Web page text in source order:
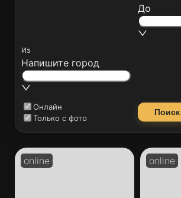
Из
Напишите город
До
Онлайн
Только с фото
Поиск